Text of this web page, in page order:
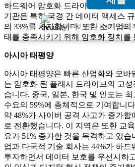
고객님의 개인 정보는 완전히 비밀로
하드웨어 암호화 드라이브를 이끌고
기관은 특히 국경 간 데이터 액세스
의 33%를 차지합니다. 또한 소기업의
태를 충족시키기 위해 암호화 장치를
아시아 태평양
아시아 태평양은 빠른 산업화와 모바
는 암호화 된 플래시 드라이브의 고
습니다. 중국, 일본, 한국 및 인도는
수요의 59%에 총체적으로 기여합니
약 48%가 사이버 공격 사고가 증가함
로 전환했습니다. 이 지역은 또한 교
요가 51% 증가한 것을 목격하고 있습
업과 다국적 기술 회사는 44%가 하드
투자하면서 데이터 보호를 우선시하